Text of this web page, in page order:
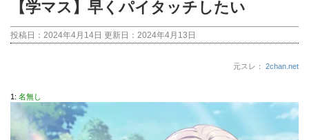
【学マス】早くパイタッチしたい
投稿日：2024年4月14日 更新日： 2024年4月13日
元スレ： 2chan.net
1: 名無し